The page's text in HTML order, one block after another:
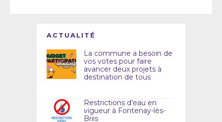
ACTUALITÉ
La commune a besoin de
vos votes pour faire
avancer deux projets à
destination de tous
Restrictions d’eau en
vigueur à Fontenay-lès-
Briis